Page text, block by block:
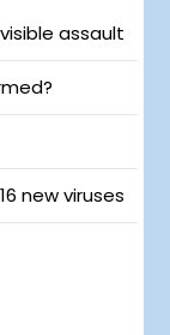
assault
new viruses